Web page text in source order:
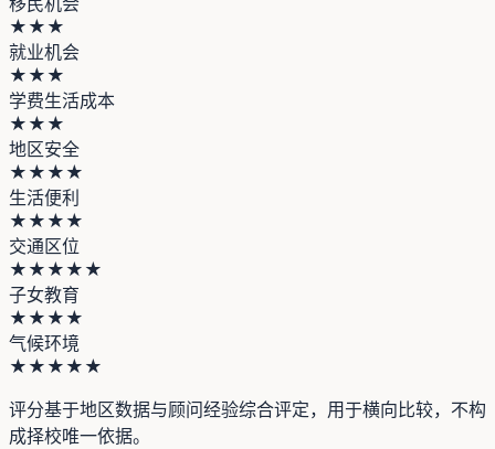
★★★
就业机会
★★★
学费生活成本
★★★
地区安全
★★★★
生活便利
★★★★
交通区位
★★★★★
子女教育
★★★★
气候环境
★★★★★
评分基于地区数据与顾问经验综合评定，用于横向比较，不构
成择校唯一依据。